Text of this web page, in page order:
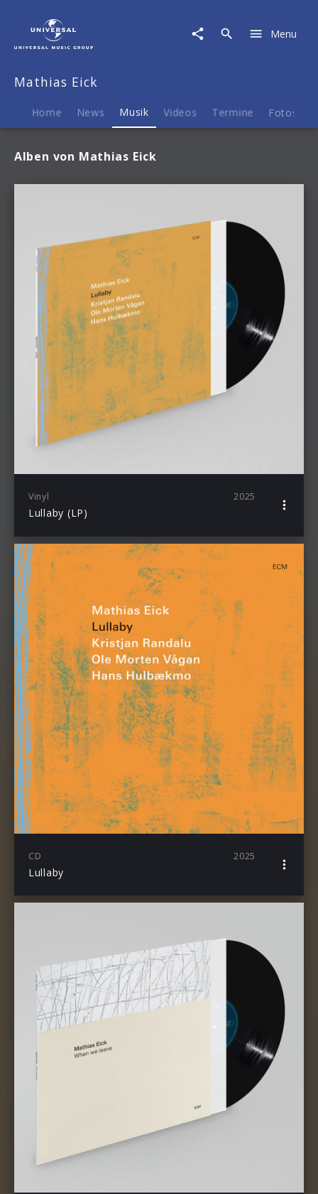
Musik
Menu
Mathias Eick
Home News Musik Videos Termine Fotos
Alben von Mathias Eick
Vinyl 2025
Lullaby (LP)
CD 2025
Lullaby